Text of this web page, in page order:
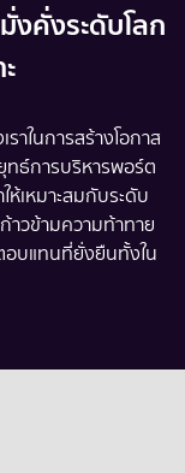
คั่งระดับโลก
าในการสร้างโอกาส
ทธ์การบริหารพอร์ต
เหมาะสมกับระดับ
าวข้ามความท้าทาย
อบแทนที่ยั่งยืนทั้งใน